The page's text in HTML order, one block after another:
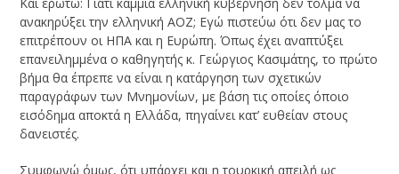
ανακηρύξει την ελληνική ΑΟΖ; Εγώ πιστεύω ότι δεν μας το
επιτρέπουν οι ΗΠΑ και η Ευρώπη. Όπως έχει αναπτύξει
επανειλημμένα ο καθηγητής κ. Γεώργιος Κασιμάτης, το πρώτο
βήμα θα έπρεπε να είναι η κατάργηση των σχετικών
παραγράφων των Μνημονίων, με βάση τις οποίες όποιο
εισόδημα αποκτά η Ελλάδα, πηγαίνει κατ’ ευθείαν στους
δανειστές.
Συμφωνώ όμως, ότι υπάρχει και η τουρκική απειλή ως